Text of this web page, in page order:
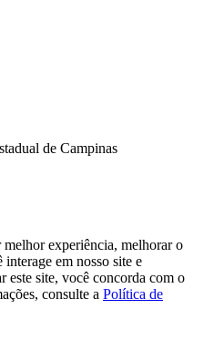
de Campinas
experiência, melhorar o
em nosso site e
este site, você concorda com o
consulte a Política de